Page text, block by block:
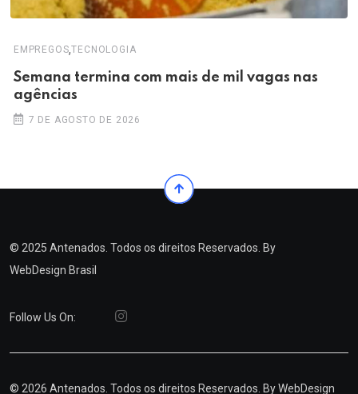
EMPREGOS,TECNOLOGIA
Semana termina com mais de mil vagas nas
agências
7 DE AGOSTO DE 2026
© 2025 Antenados. Todos os direitos Reservados. By
WebDesign Brasil
Follow Us On:
© 2026 Antenados. Todos os direitos Reservados. ByWebDesign